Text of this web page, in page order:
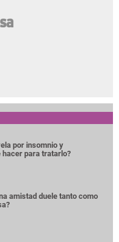
por insomnio y
hacer para tratarlo?
amistad duele tanto como